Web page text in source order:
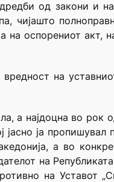
од закони и
чијашто
на оспорениот акт,
на
а најдоцна во рок
ја пропишувал
а во
на
на Уставот